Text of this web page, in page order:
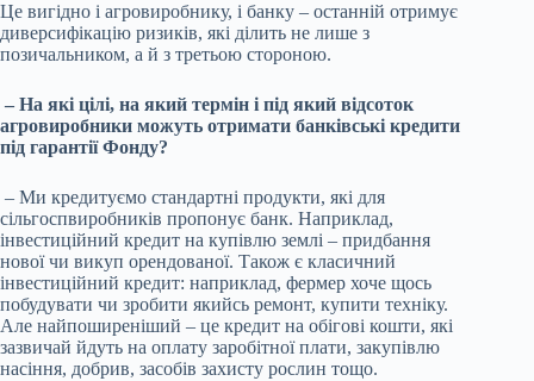
Це вигідно і агровиробнику, і банку – останній отримує
диверсифікацію ризиків, які ділить не лише з
позичальником, а й з третьою стороною.
– На які цілі, на який термін і під який відсоток
агровиробники можуть отримати банківські кредити
під гарантії Фонду?
– Ми кредитуємо стандартні продукти, які для
сільгоспвиробників пропонує банк. Наприклад,
інвестиційний кредит на купівлю землі – придбання
нової чи викуп орендованої. Також є класичний
інвестиційний кредит: наприклад, фермер хоче щось
побудувати чи зробити якийсь ремонт, купити техніку.
Але найпоширеніший – це кредит на обігові кошти, які
зазвичай йдуть на оплату заробітної плати, закупівлю
насіння, добрив, засобів захисту рослин тощо.